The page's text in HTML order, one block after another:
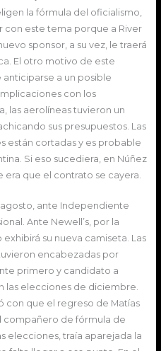
la fórmula del oficialismo,
con este tema porque a River
sponsor, a su vez, le traerá
El otro motivo de este
a un posible
con los
las aerolíneas tuvieron un
sus presupuestos. Las
están cortadas y es probable
Si eso sucediera, en Núñez
que el contrato se cayera.
ante Independiente
Ante Newell’s, por la
su nueva camiseta. Las
encabezadas por
primero y candidato a
las elecciones de diciembre.
con que el regreso de Matías
compañero de fórmula de
elecciones, traía aparejada la